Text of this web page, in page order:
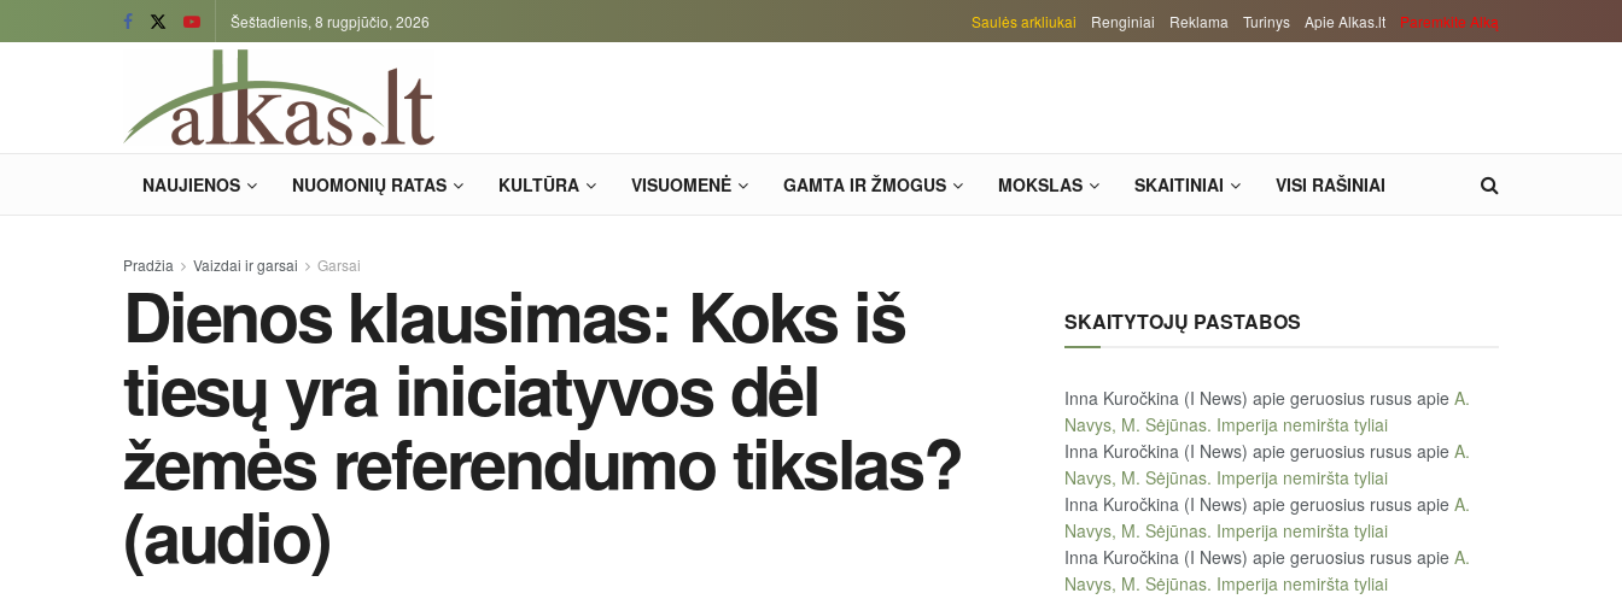
Šeštadienis, 8 rugpjūčio, 2026 Saulės arkliukai Renginiai Reklama Turinys Apie Alkas.lt Paremkite Alką
NAUJIENOS NUOMONIŲ RATAS KULTŪRA VISUOMENĖ GAMTA IR ŽMOGUS MOKSLAS SKAITINIAI VISI RAŠINIAI
Pradžia Vaizdai ir garsai Garsai
Dienos klausimas: Koks iš
tiesų yra iniciatyvos dėl
žemės referendumo tikslas?
(audio)
SKAITYTOJŲ PASTABOS
Inna Kuročkina (I News) apie geruosius rusus apie A.
Navys, M. Sėjūnas. Imperija nemiršta tyliai
Inna Kuročkina (I News) apie geruosius rusus apie A.
Navys, M. Sėjūnas. Imperija nemiršta tyliai
Inna Kuročkina (I News) apie geruosius rusus apie A.
Navys, M. Sėjūnas. Imperija nemiršta tyliai
Inna Kuročkina (I News) apie geruosius rusus apie A.
Navys, M. Sėjūnas. Imperija nemiršta tyliai